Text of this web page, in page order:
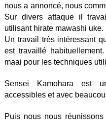
nous a annoncé, nous
Sur divers attaque il
utilisant hirate mawashi
Un travail très intéressant
est travaillé
maai pour les techniques
Sensei Kamohara est
accessibles et avec
Puis nous nous